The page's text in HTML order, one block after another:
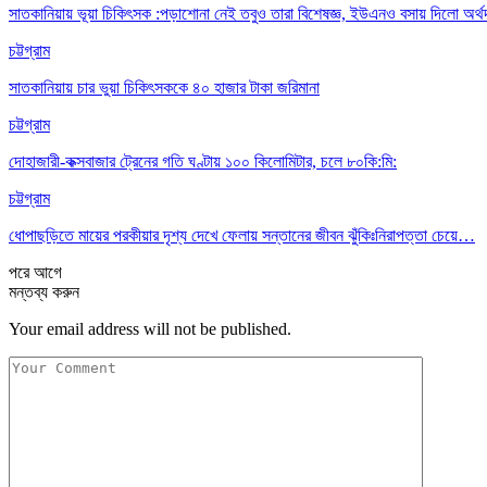
সাতকানিয়ায় ভূয়া চিকিৎসক :পড়াশোনা নেই তবুও তারা বিশেষজ্ঞ, ইউএনও বসায় দিলো
চট্টগ্রাম
সাতকানিয়ায় চার ভুয়া চিকিৎসককে ৪০ হাজার টাকা জরিমানা
চট্টগ্রাম
দোহাজারী-কক্সবাজার ট্রেনের গতি ঘণ্টায় ১০০ কিলোমিটার, চলে ৮০কি:মি:
চট্টগ্রাম
ধোপাছড়িতে মায়ের পরকীয়ার দৃশ্য দেখে ফেলায় সন্তানের জীবন ঝুঁকিঃনিরাপত্তা চেয়ে…
পরেআগে
মন্তব্য করুন
Your email address will not be published.